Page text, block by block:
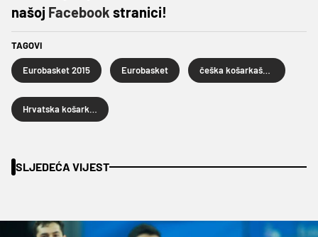
našoj Facebook stranici!
TAGOVI
Eurobasket 2015 Eurobasket
SLJEDEĆA VIJEST